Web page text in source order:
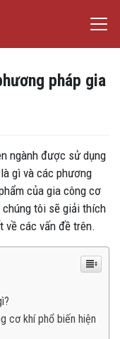
pháp gia
ngành được sử dụng
gì và các phương
của gia công cơ
chúng tôi sẽ giải thích
về các vấn đề trên.
cơ khí phổ biến hiện